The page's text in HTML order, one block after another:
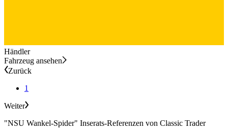
Händler
Fahrzeug ansehen
Zurück
1
Weiter
"NSU Wankel-Spider" Inserats-Referenzen von Classic Trader